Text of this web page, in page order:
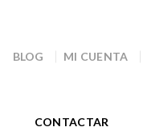
BLOG MI CUENTA
CONTACTAR